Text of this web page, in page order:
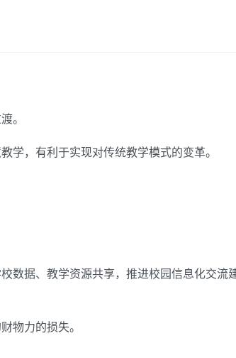
。
学，有利于实现对传统教学模式的变革。
数据、教学资源共享，推进校园信息化交流
物力的损失。